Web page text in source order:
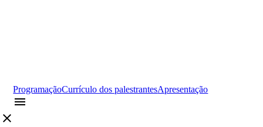
ProgramaçãoCurrículo dos palestrantesApresentação
menu
close